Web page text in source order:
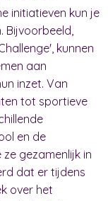
initiatieven kun je
Bijvoorbeeld,
kunnen
aan
inzet. Van
tot sportieve
en de
gezamenlijk in
dat er tijdens
over het